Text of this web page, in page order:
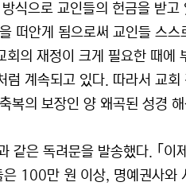
식으로 교인들의 헌금을 받고
떠안게 됨으로써 교인들 스스
회의 재정이 크게 필요한 때에
럼 계속되고 있다. 따라서 교회
복의 보장인 양 왜곡된 성경
같은 독려문을 발송했다. ｢이
100만 원 이상, 명예권사와